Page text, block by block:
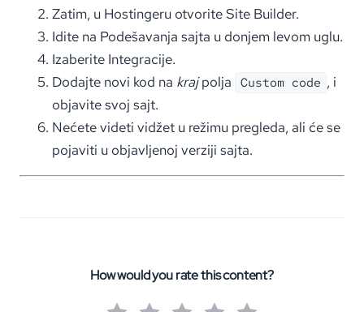
Zatim, u Hostingeru otvorite Site Builder.
Idite na Podešavanja sajta u donjem levom uglu.
Izaberite Integracije.
Dodajte novi kod na krajpolja Custom code , i
objavite svoj sajt.
Nećete videti vidžet u režimu pregleda, ali će se
pojaviti u objavljenoj verziji sajta.
How would you rate this content?